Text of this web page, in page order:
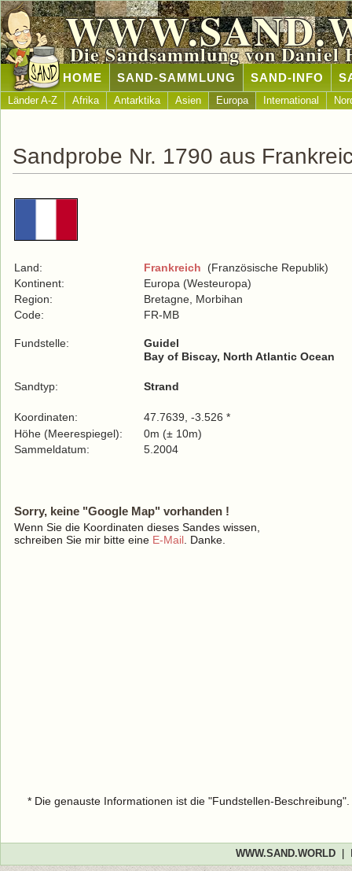
Die Sandsammlung von Daniel
HOME SAND-SAMMLUNG SAND-INFO
Länder A-Z Afrika Antarktika Asien Europa International
Sandprobe Nr. 1790 aus
Land: Frankreich (Französische Republik)
Kontinent:
Europa (Westeuropa)
Region:
Bretagne, Morbihan
Code:
FR-MB
Fundstelle:
Guidel
Bay of Biscay, North Atlantic Ocean
Sandtyp: Strand
Koordinaten:
47.7639, -3.526 *
Höhe (Meerespiegel):
0m (± 10m)
Sammeldatum:
5.2004
Sorry, keine "Google Map" vorhanden !
Wenn Sie die Koordinaten dieses Sandes wissen,
schreiben Sie mir bitte eine E-Mail . Danke.
* Die genauste Informationen ist die "Fundstellen-
WWW.SAND.WORLD|